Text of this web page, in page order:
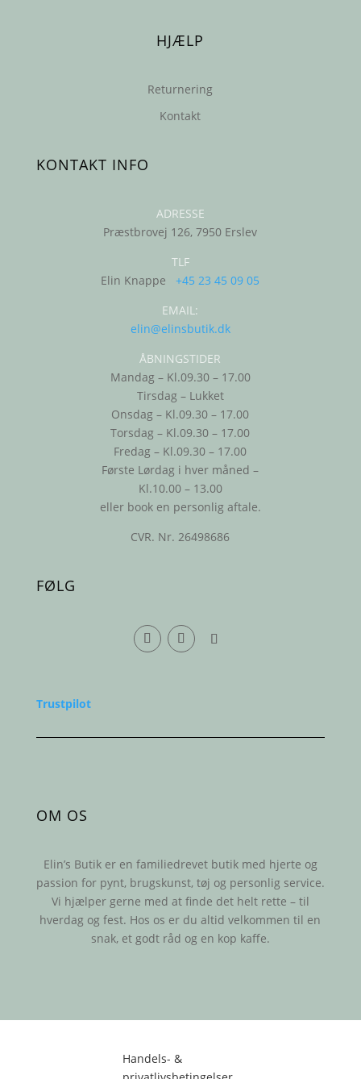
HJÆLP
Returnering
Kontakt
KONTAKT INFO
ADRESSE
Præstbrovej 126, 7950 Erslev
TLF
Elin Knappe+45 23 45 09 05
EMAIL:
elin@elinsbutik.dk
ÅBNINGSTIDER
Mandag – Kl.09.30 – 17.00
Tirsdag – Lukket
Onsdag – Kl.09.30 – 17.00
Torsdag – Kl.09.30 – 17.00
Fredag – Kl.09.30 – 17.00
Første Lørdag i hver måned –
Kl.10.00 – 13.00
eller book en personlig aftale.
CVR. Nr. 26498686
FØLG
Trustpilot
OM OS
Elin’s Butik er en familiedrevet butik med hjerte og
passion for pynt, brugskunst, tøj og personlig service.
Vi hjælper gerne med at finde det helt rette – til
hverdag og fest. Hos os er du altid velkommen til en
snak, et godt råd og en kop kaffe.
Handels- &